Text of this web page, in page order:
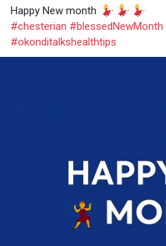
Happy New month
#chesterian #blessedNewMonth
#okonditalkshealthtips